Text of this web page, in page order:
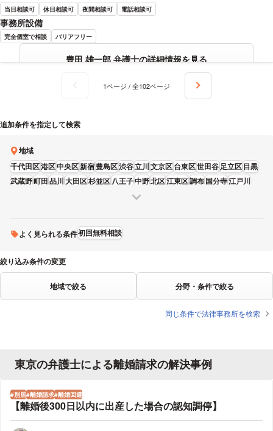
当日相談可 休日相談可 夜間相談可 電話相談可
事務所設備
完全個室で相談 バリアフリー
豊田 雄一郎 弁護士の詳細情報を見る
1ページ / 全102ページ
追加条件を指定して検索
地域
千代田区港区中央区新宿豊島区渋谷立川文京区台東区世田谷足立区目黒
武蔵野町田品川大田区杉並区八王子中野北区江東区調布国分寺江戸川
荒川区
よく見られる条件初回無料相談
絞り込み条件の変更
地域で絞る 分野・条件で絞る
同じ条件で法律事務所を検索
東京の弁護士による離婚請求の解決事例
別居 離婚請求 離婚回避
【離婚後300日以内に出産した場合の認知調停】